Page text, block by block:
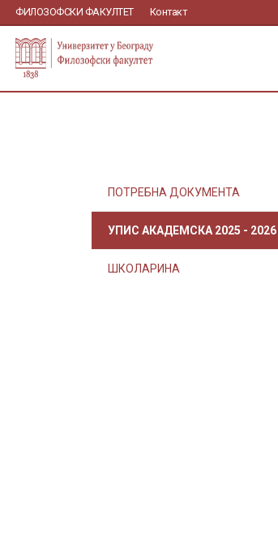
ФИЛОЗОФСКИ ФАКУЛТЕТ Контакт
ПОТРЕБНА ДОКУМЕНТА
УПИС АКАДЕМСКА 2025 - 2026
ШКОЛАРИНА